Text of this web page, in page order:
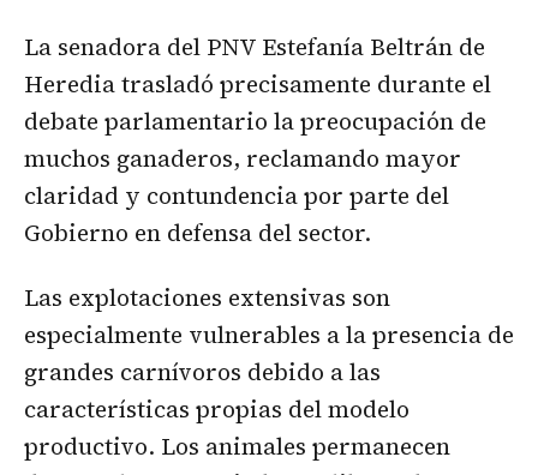
La senadora del PNV Estefanía Beltrán de
Heredia trasladó precisamente durante el
debate parlamentario la preocupación de
muchos ganaderos, reclamando mayor
claridad y contundencia por parte del
Gobierno en defensa del sector.
Las explotaciones extensivas son
especialmente vulnerables a la presencia de
grandes carnívoros debido a las
características propias del modelo
productivo. Los animales permanecen